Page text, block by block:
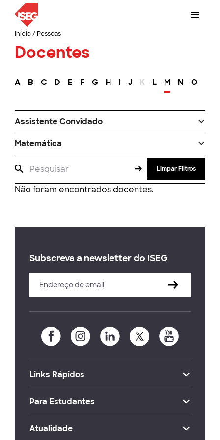
Início/ Pessoas
Docentes
A B C D E F G H I J K L M N O
Assistente Convidado
Matemática
Limpar Filtros
Não foram encontrados docentes.
Subscreva a newsletter do ISEG
Links Rápidos
Para Estudantes
Atualidade